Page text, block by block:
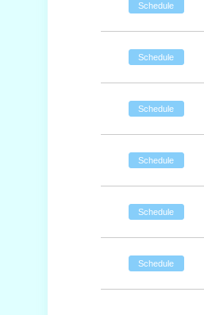
Schedule
Schedule
Schedule
Schedule
Schedule
Schedule